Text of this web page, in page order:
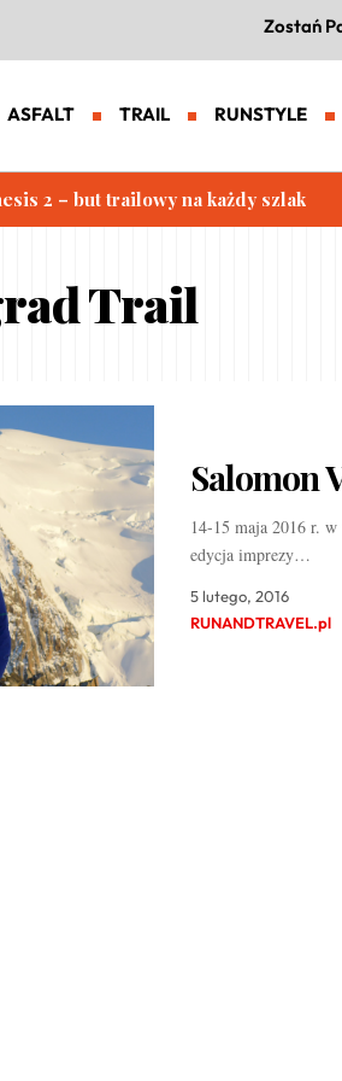
Zostań
ASFALT TRAIL RUNSTYLE
2 – but trailowy na każdy szlak
Trail
Salomon
14-15 maja 2016 r.
edycja imprezy…
5 lutego, 2016
RUNANDTRAVEL.pl